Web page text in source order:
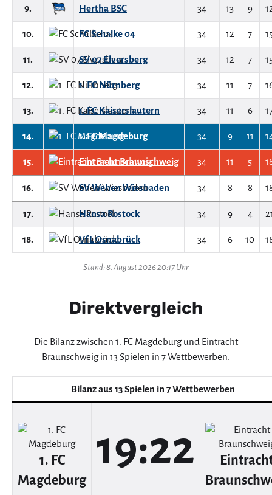
9. Hertha BSC 34 13 9
10. FC Schalke 04 34 12 7
11. SV 07 Elversberg 34 12 7
12. 1. FC Nürnberg 34 11 7
13. 1. FC Kaiserslautern 34 11 6
14. 1. FC Magdeburg 34 9 11
15. Eintracht Braunschweig 34 11 5
16. SV Wehen Wiesbaden 34 8 8
17. Hansa Rostock 34 9 4
18. VfL Osnabrück 34 6 10
Stand: 8. August 2026 20:17 Uhr
Direktvergleich
Die Bilanz zwischen 1. FC Magdeburg und Eintracht
Braunschweig in 13 Spielen in 7 Wettbewerben.
Bilanz aus 13 Spielen in 7 Wettbewerben
1. FC
Magdeburg
19:22